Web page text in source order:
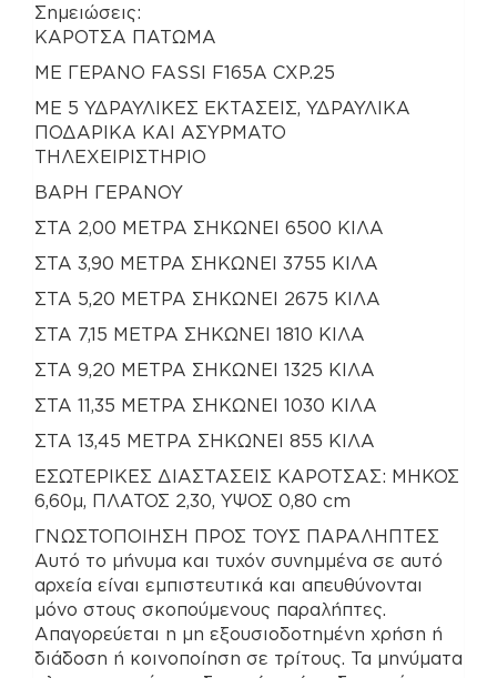
Σημειώσεις:
ΚΑΡΟΤΣΑ ΠΑΤΩΜΑ
ΜΕ ΓΕΡΑΝΟ FASSI F165A CXP.25
ME 5 ΥΔΡΑΥΛΙΚΕΣ ΕΚΤΑΣΕΙΣ, ΥΔΡΑΥΛΙΚΑ
ΠΟΔΑΡΙΚΑ ΚΑΙ ΑΣΥΡΜΑΤΟ
ΤΗΛΕΧΕΙΡΙΣΤΗΡΙΟ
ΒΑΡΗ ΓΕΡΑΝΟΥ
ΣΤΑ 2,00 ΜΕΤΡΑ ΣΗΚΩΝΕΙ 6500 ΚΙΛΑ
ΣΤΑ 3,90 ΜΕΤΡΑ ΣΗΚΩΝΕΙ 3755 ΚΙΛΑ
ΣΤΑ 5,20 ΜΕΤΡΑ ΣΗΚΩΝΕΙ 2675 ΚΙΛΑ
ΣΤΑ 7,15 ΜΕΤΡΑ ΣΗΚΩΝΕΙ 1810 ΚΙΛΑ
ΣΤΑ 9,20 ΜΕΤΡΑ ΣΗΚΩΝΕΙ 1325 ΚΙΛΑ
ΣΤΑ 11,35 ΜΕΤΡΑ ΣΗΚΩΝΕΙ 1030 ΚΙΛΑ
ΣΤΑ 13,45 ΜΕΤΡΑ ΣΗΚΩΝΕΙ 855 ΚΙΛΑ
ΕΣΩΤΕΡΙΚΕΣ ΔΙΑΣΤΑΣΕΙΣ ΚΑΡΟΤΣΑΣ: ΜΗΚΟΣ
6,60μ, ΠΛΑΤΟΣ 2,30, ΥΨΟΣ 0,80 cm
ΓΝΩΣΤΟΠΟΙΗΣΗ ΠΡΟΣ ΤΟΥΣ ΠΑΡΑΛΗΠΤΕΣ
Αυτό το μήνυμα και τυχόν συνημμένα σε αυτό
αρχεία είναι εμπιστευτικά και απευθύνονται
μόνο στους σκοπούμενους παραλήπτες.
Απαγορεύεται η μη εξουσιοδοτημένη χρήση ή
διάδοση ή κοινοποίηση σε τρίτους. Τα μηνύματα